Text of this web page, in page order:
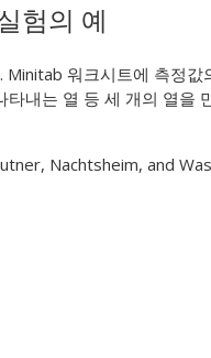
험의 예
워크시트에 측정값
내는 열 등 세 개의 열을
Nachtsheim, and